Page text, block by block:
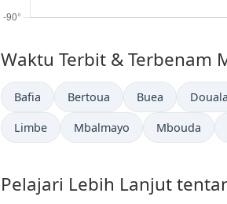
Waktu Terbit & Terbenam
Bafia Bertoua Buea Douala
Limbe Mbalmayo Mbouda
Pelajari Lebih Lanjut